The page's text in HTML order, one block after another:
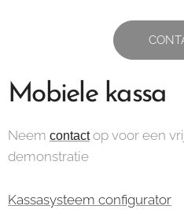
Mobiele kassa
Neem contactop voor een
demonstratie
Kassasysteem configurator